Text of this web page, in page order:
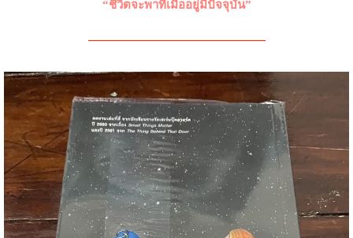
“ชีวิตจะพาทีเมื่ออยู่มีปัจจุบัน”
———————————————